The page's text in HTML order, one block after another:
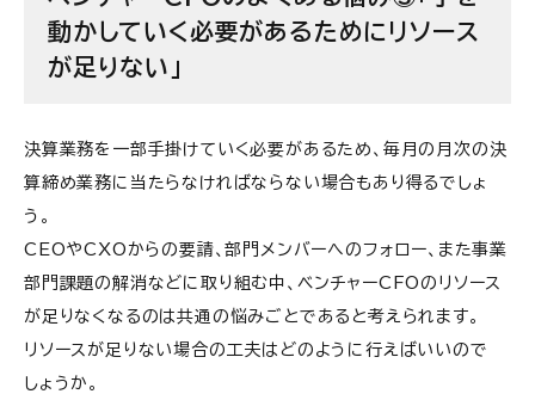
動かしていく必要があるためにリソース
が足りない」
決算業務を一部手掛けていく必要があるため、毎月の月次の決
算締め業務に当たらなければならない場合もあり得るでしょ
う。
CEOやCXOからの要請、部門メンバーへのフォロー、また事業
部門課題の解消などに取り組む中、ベンチャーCFOのリソース
が足りなくなるのは共通の悩みごとであると考えられます。
リソースが足りない場合の工夫はどのように行えばいいので
しょうか。